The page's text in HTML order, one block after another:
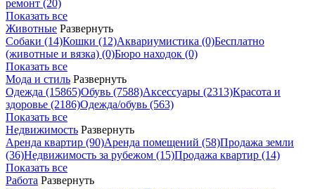
ремонт (20)
Показать все
Животные Развернуть
Собаки (14)Кошки (12)Аквариумистика (0)Бесплатно
(животные и вязка) (0)Бюро находок (0)
Показать все
Мода и стиль Развернуть
Одежда (15865)Обувь (7588)Аксессуары (2313)Красота и
здоровье (2186)Одежда/обувь (563)
Показать все
Недвижимость Развернуть
Аренда квартир (90)Аренда помещений (58)Продажа земли
(36)Недвижимость за рубежом (15)Продажа квартир (14)
Показать все
Работа Развернуть